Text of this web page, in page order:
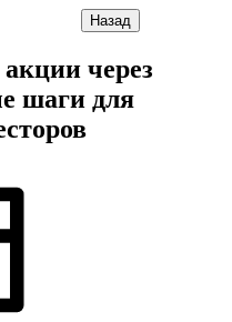
Назад
через
шаги для